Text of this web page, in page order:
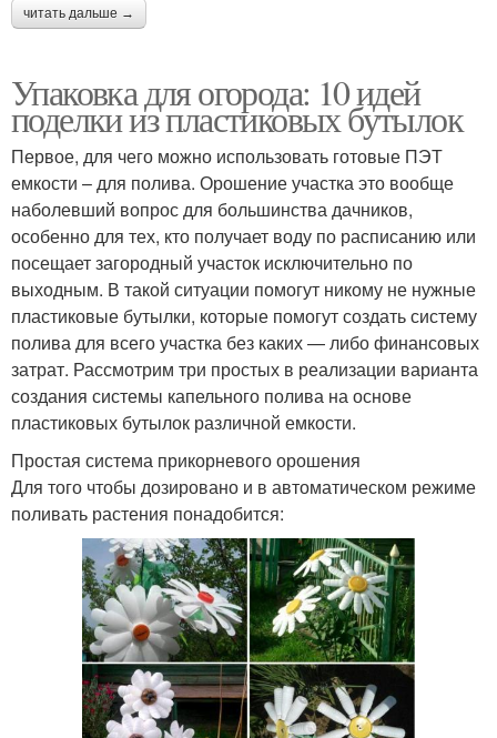
читать дальше →
Упаковка для огорода: 10 идей
поделки из пластиковых бутылок
Первое, для чего можно использовать готовые ПЭТ
емкости – для полива. Орошение участка это вообще
наболевший вопрос для большинства дачников,
особенно для тех, кто получает воду по расписанию или
посещает загородный участок исключительно по
выходным. В такой ситуации помогут никому не нужные
пластиковые бутылки, которые помогут создать систему
полива для всего участка без каких — либо финансовых
затрат. Рассмотрим три простых в реализации варианта
создания системы капельного полива на основе
пластиковых бутылок различной емкости.
Простая система прикорневого орошения
Для того чтобы дозировано и в автоматическом режиме
поливать растения понадобится: